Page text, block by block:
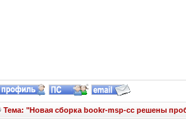
Тема: "Новая сборка bookr-msp-cc решены